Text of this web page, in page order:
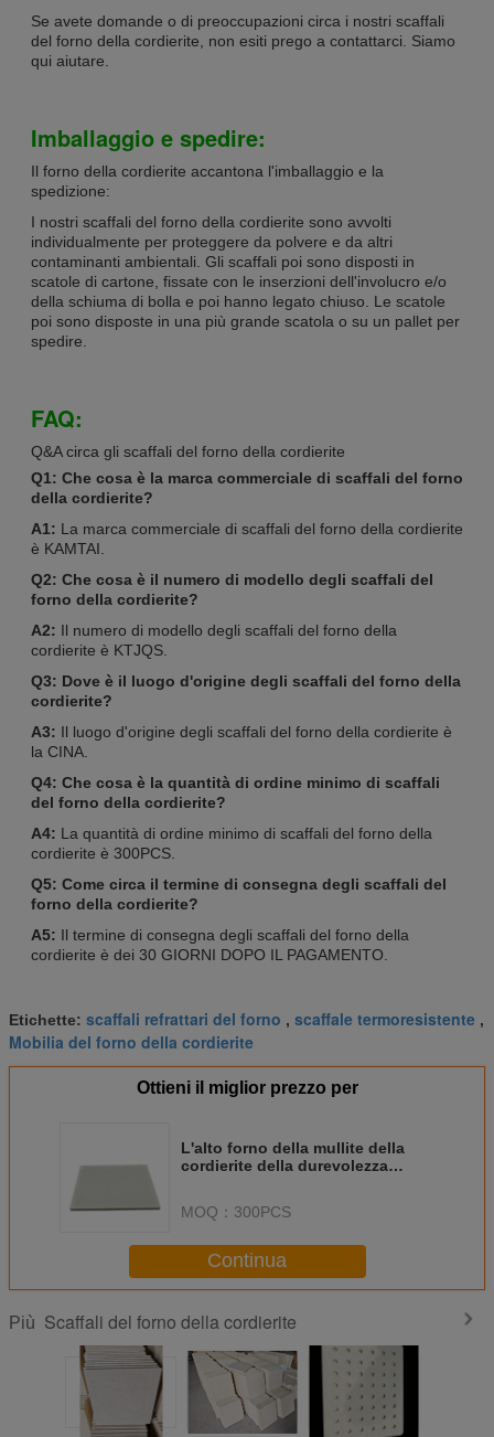
Se avete domande o di preoccupazioni circa i nostri scaffali
del forno della cordierite, non esiti prego a contattarci. Siamo
qui aiutare.
Imballaggio e spedire:
Il forno della cordierite accantona l'imballaggio e la
spedizione:
I nostri scaffali del forno della cordierite sono avvolti
individualmente per proteggere da polvere e da altri
contaminanti ambientali. Gli scaffali poi sono disposti in
scatole di cartone, fissate con le inserzioni dell'involucro e/o
della schiuma di bolla e poi hanno legato chiuso. Le scatole
poi sono disposte in una più grande scatola o su un pallet per
spedire.
FAQ:
Q&A circa gli scaffali del forno della cordierite
Q1: Che cosa è la marca commerciale di scaffali del forno
della cordierite?
A1: La marca commerciale di scaffali del forno della cordierite
è KAMTAI.
Q2: Che cosa è il numero di modello degli scaffali del
forno della cordierite?
A2: Il numero di modello degli scaffali del forno della
cordierite è KTJQS.
Q3: Dove è il luogo d'origine degli scaffali del forno della
cordierite?
A3: Il luogo d'origine degli scaffali del forno della cordierite è
la CINA.
Q4: Che cosa è la quantità di ordine minimo di scaffali
del forno della cordierite?
A4: La quantità di ordine minimo di scaffali del forno della
cordierite è 300PCS.
Q5: Come circa il termine di consegna degli scaffali del
forno della cordierite?
A5: Il termine di consegna degli scaffali del forno della
cordierite è dei 30 GIORNI DOPO IL PAGAMENTO.
Etichette: scaffali refrattari del forno , scaffale termoresistente ,
Mobilia del forno della cordierite
Ottieni il miglior prezzo per
L'alto forno della mullite della
cordierite della durevolezza
MOQ： 300PCS
Continua
Più Scaffali del forno della cordierite